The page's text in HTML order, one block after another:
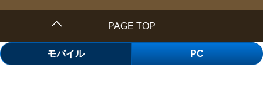
PAGE TOP
モバイル PC